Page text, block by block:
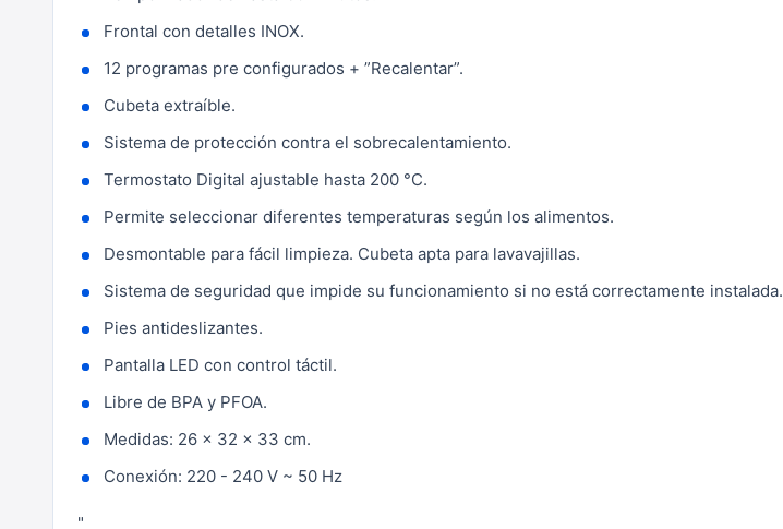
Frontal con detalles INOX.
12 programas pre configurados + ”Recalentar”.
Cubeta extraíble.
Sistema de protección contra el sobrecalentamiento.
Termostato Digital ajustable hasta 200 °C.
Permite seleccionar diferentes temperaturas según los alimentos.
Desmontable para fácil limpieza. Cubeta apta para lavavajillas.
Sistema de seguridad que impide su funcionamiento si no está correctamente instalada.
Pies antideslizantes.
Pantalla LED con control táctil.
Libre de BPA y PFOA.
Medidas: 26 x 32 x 33 cm.
Conexión: 220 - 240 V ~ 50 Hz
"